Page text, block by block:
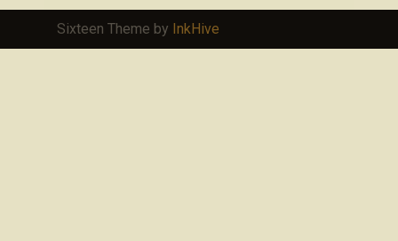
Sixteen Theme by InkHive